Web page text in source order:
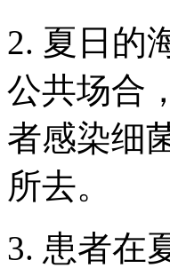
2. 夏日的
公共场合
者感染细
所去。
3. 患者在